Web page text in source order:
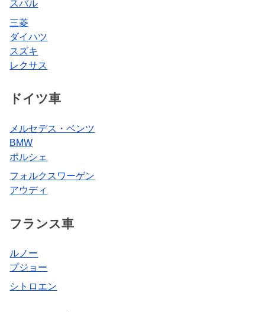
スバル
三菱
ダイハツ
スズキ
レクサス
ドイツ車
メルセデス・ベンツ
BMW
ポルシェ
フォルクスワーゲン
アウディ
フランス車
ルノー
プジョー
シトロエン